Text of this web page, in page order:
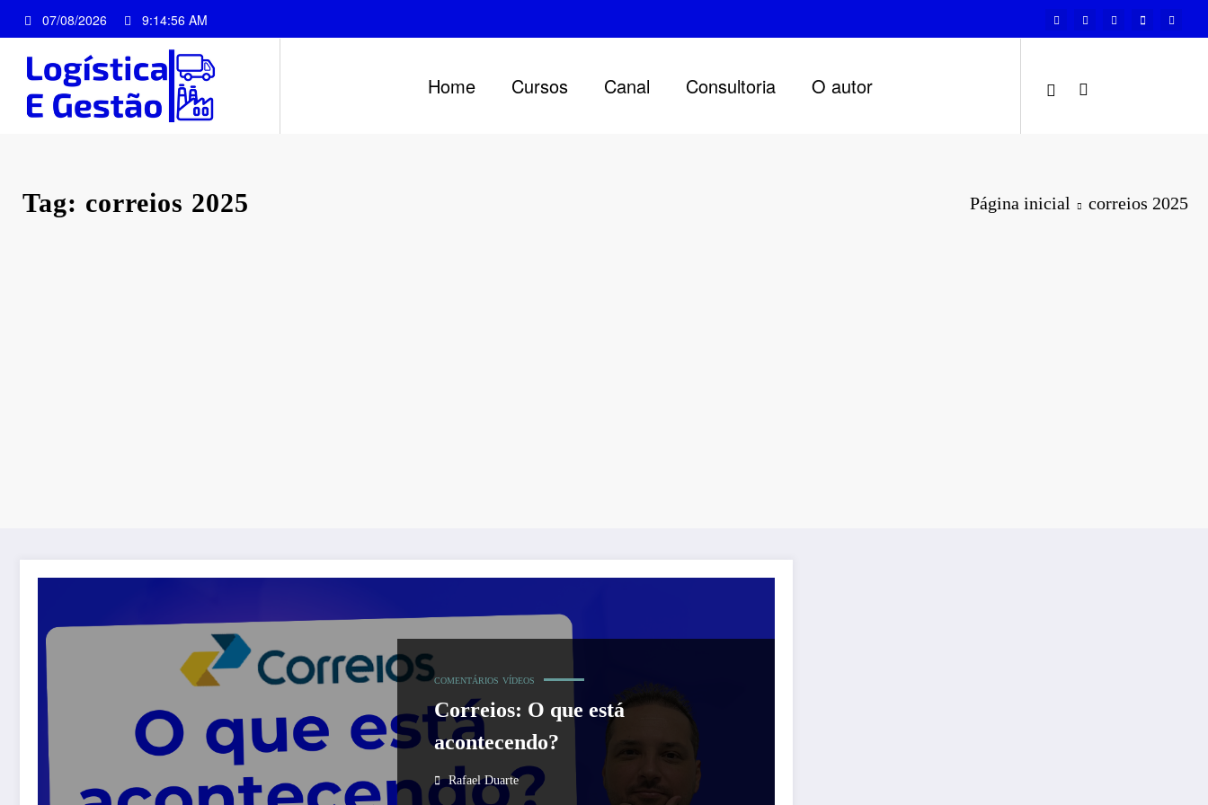
para
conteúdo
07/08/2026 9:14:56 AM
Home Cursos Canal Consultoria O autor
Tag: correios 2025 Página inicial correios 2025
COMENTÁRIOS VÍDEOS
Correios: O que está
acontecendo?
Rafael Duarte